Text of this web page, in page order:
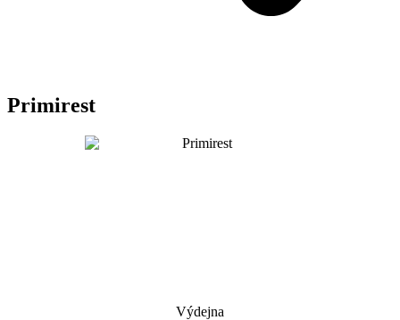
Primirest
Výdejna